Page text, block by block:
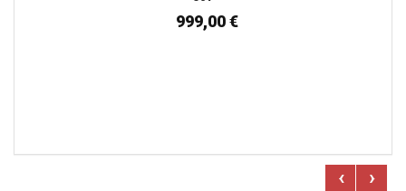
999,00 €
‹ ›